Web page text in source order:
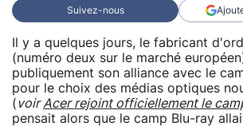
Suivez-nous
Il y a quelques jours, le fabricant
(numéro deux sur le marché
publiquement son alliance avec le
pour le choix des médias optiques
(voirAcer rejoint officiellement le
pensait alors que le camp Blu-ray